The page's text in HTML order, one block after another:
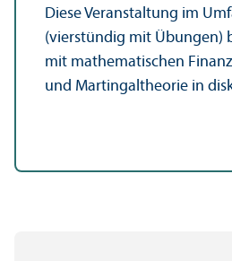
Diese Veranstaltung im
(vierstündig mit Übungen)
mit mathematischen
und Martingaltheorie in